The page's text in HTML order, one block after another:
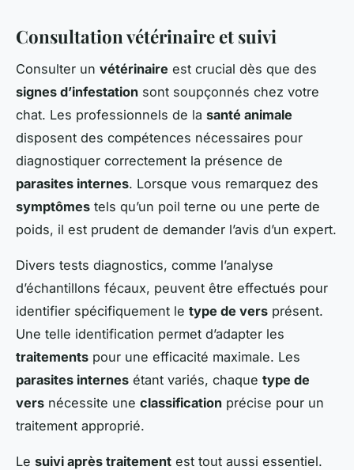
Consultation vétérinaire et suivi
Consulter un vétérinaire est crucial dès que des
signes d’infestation sont soupçonnés chez votre
chat. Les professionnels de la santé animale
disposent des compétences nécessaires pour
diagnostiquer correctement la présence de
parasites internes. Lorsque vous remarquez des
symptômes tels qu’un poil terne ou une perte de
poids, il est prudent de demander l’avis d’un expert.
Divers tests diagnostics, comme l’analyse
d’échantillons fécaux, peuvent être effectués pour
identifier spécifiquement le type de vers présent.
Une telle identification permet d’adapter les
traitements pour une efficacité maximale. Les
parasites internes étant variés, chaque type de
vers nécessite une classification précise pour un
traitement approprié.
Le suivi après traitement est tout aussi essentiel.